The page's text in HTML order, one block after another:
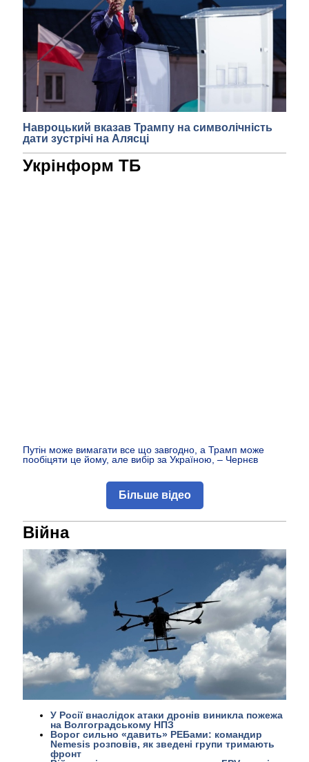
Навроцький вказав Трампу на символічність
дати зустрічі на Алясці
Укрінформ ТБ
Путін може вимагати все що завгодно, а Трамп може
пообіцяти це йому, але вибір за Україною, – Чернєв
Більше відео
Війна
У Росії внаслідок атаки дронів виникла пожежа
на Волгоградському НПЗ
Ворог сильно «давить» РЕБами: командир
Nemesis розповів, як зведені групи тримають
фронт